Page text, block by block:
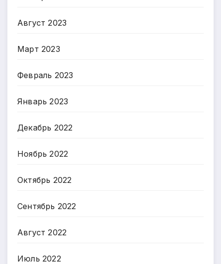
Август 2023
Март 2023
Февраль 2023
Январь 2023
Декабрь 2022
Ноябрь 2022
Октябрь 2022
Сентябрь 2022
Август 2022
Июль 2022